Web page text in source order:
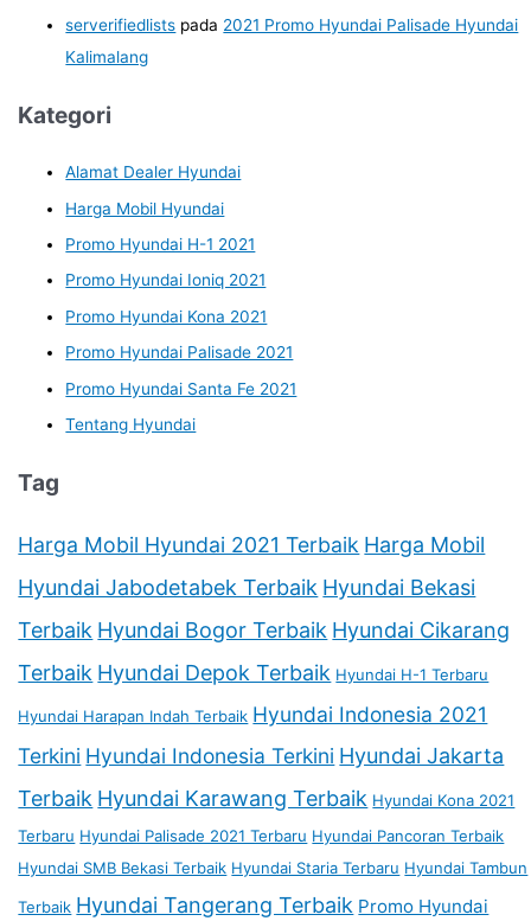
serverifiedlists pada 2021 Promo Hyundai Palisade Hyundai
Kalimalang
Kategori
Alamat Dealer Hyundai
Harga Mobil Hyundai
Promo Hyundai H-1 2021
Promo Hyundai Ioniq 2021
Promo Hyundai Kona 2021
Promo Hyundai Palisade 2021
Promo Hyundai Santa Fe 2021
Tentang Hyundai
Tag
Harga Mobil Hyundai 2021 Terbaik Harga Mobil
Hyundai Jabodetabek Terbaik Hyundai Bekasi
Terbaik Hyundai Bogor Terbaik Hyundai Cikarang
Terbaik Hyundai Depok Terbaik Hyundai H-1 Terbaru
Hyundai Harapan Indah Terbaik Hyundai Indonesia 2021
Terkini Hyundai Indonesia Terkini Hyundai Jakarta
Terbaik Hyundai Karawang Terbaik Hyundai Kona 2021
Terbaru Hyundai Palisade 2021 Terbaru Hyundai Pancoran Terbaik
Hyundai SMB Bekasi Terbaik Hyundai Staria Terbaru Hyundai Tambun
Terbaik Hyundai Tangerang Terbaik Promo Hyundai